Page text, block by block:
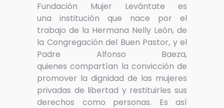
Fundación Mujer Levántate es
una institución que nace por el
trabajo de la Hermana Nelly León, de
la Congregación del Buen Pastor, y el
Padre Alfonso Baeza,
quienes compartían la convicción de
promover la dignidad de las mujeres
privadas de libertad y restituirles sus
derechos como personas. Es así